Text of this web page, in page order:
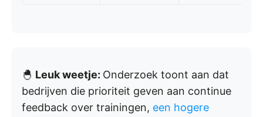
🐣 Leuk weetje: Onderzoek toont aan dat
bedrijven die prioriteit geven aan continue
feedback over trainingen, een hogere